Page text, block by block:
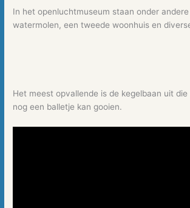
In het openluchtmuseum staan onder
watermolen, een tweede woonhuis en
Het meest opvallende is de kegelbaan uit
nog een balletje kan gooien.